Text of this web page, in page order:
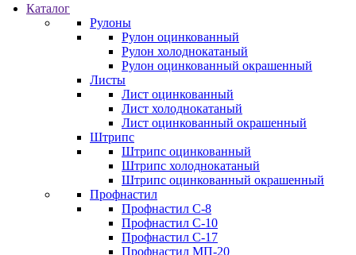
Каталог
Рулоны
Рулон оцинкованный
Рулон холоднокатаный
Рулон оцинкованный окрашенный
Листы
Лист оцинкованный
Лист холоднокатаный
Лист оцинкованный окрашенный
Штрипс
Штрипс оцинкованный
Штрипс холоднокатаный
Штрипс оцинкованный окрашенный
Профнастил
Профнастил С-8
Профнастил С-10
Профнастил С-17
Профнастил МП-20